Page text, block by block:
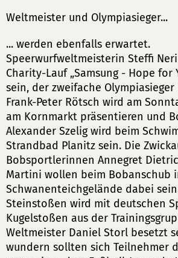
Weltmeister und Olympiasieger...
... werden ebenfalls erwartet.
Speerwurfweltmeisterin Steffi
Charity-Lauf „Samsung - Hope for
sein, der zweifache
Frank-Peter Rötsch wird am
am Kornmarkt präsentieren und
Alexander Szelig wird beim
Strandbad Planitz sein. Die
Bobsportlerinnen Annegret
Martini wollen beim Bobanschub
Schwanenteichgelände dabei
Steinstoßen wird mit deutschen
Kugelstoßen aus der
Weltmeister Daniel Storl besetzt
wundern sollten sich Teilnehmer